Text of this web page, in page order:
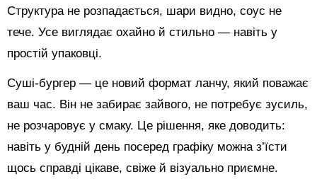
Структура не розпадається, шари видно, соус не
тече. Усе виглядає охайно й стильно — навіть у
простій упаковці.
Суші-бургер — це новий формат ланчу, який поважає
ваш час. Він не забирає зайвого, не потребує зусиль,
не розчаровує у смаку. Це рішення, яке доводить:
навіть у будній день посеред графіку можна з’їсти
щось справді цікаве, свіже й візуально приємне.